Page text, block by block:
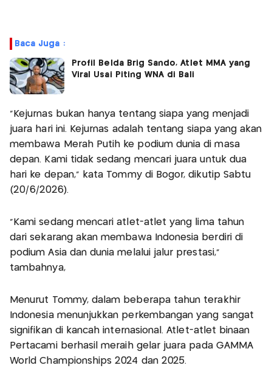
Baca Juga :
Profil Belda Brig Sando, Atlet MMA yang
Viral Usai Piting WNA di Bali
"Kejurnas bukan hanya tentang siapa yang menjadi
juara hari ini. Kejurnas adalah tentang siapa yang akan
membawa Merah Putih ke podium dunia di masa
depan. Kami tidak sedang mencari juara untuk dua
hari ke depan," kata Tommy di Bogor, dikutip Sabtu
(20/6/2026).
"Kami sedang mencari atlet-atlet yang lima tahun
dari sekarang akan membawa Indonesia berdiri di
podium Asia dan dunia melalui jalur prestasi,"
tambahnya,
Menurut Tommy, dalam beberapa tahun terakhir
Indonesia menunjukkan perkembangan yang sangat
signifikan di kancah internasional. Atlet-atlet binaan
Pertacami berhasil meraih gelar juara pada GAMMA
World Championships 2024 dan 2025.